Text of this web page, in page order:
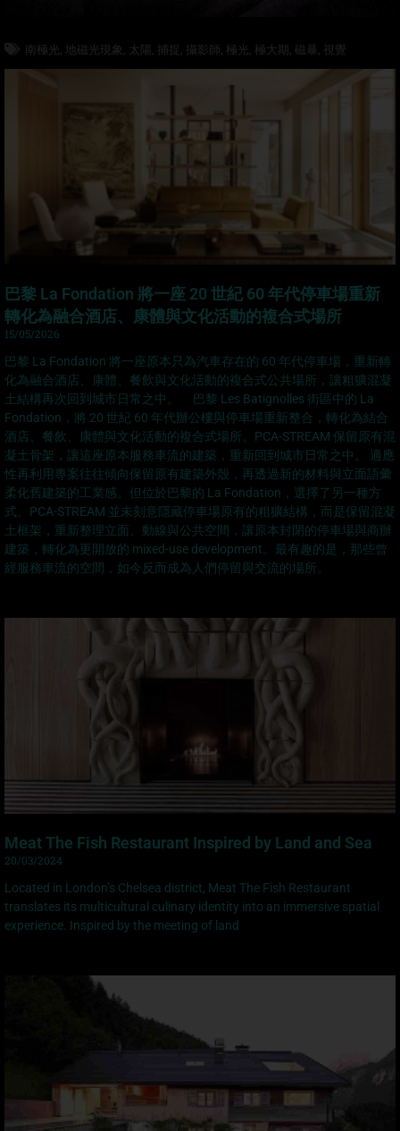
南極光 地磁光現象 太陽 捕捉 攝影師 極光 極大期 磁暴 視覺
巴黎 La Fondation 將一座 20 世紀 60 年代停車場重新
轉化為融合酒店、康體與文化活動的複合式場所
15/05/2026
巴黎 La Fondation 將一座原本只為汽車存在的 60 年代停車場，重新轉
化為融合酒店、康體、餐飲與文化活動的複合式公共場所，讓粗獷混凝
土結構再次回到城市日常之中。 巴黎 Les Batignolles 街區中的 La
Fondation，將 20 世紀 60 年代辦公樓與停車場重新整合，轉化為結合
酒店、餐飲、康體與文化活動的複合式場所。PCA-STREAM 保留原有混
凝土骨架，讓這座原本服務車流的建築，重新回到城市日常之中。 適應
性再利用專案往往傾向保留原有建築外殼，再透過新的材料與立面語彙
柔化舊建築的工業感。但位於巴黎的 La Fondation，選擇了另一種方
式。PCA-STREAM 並未刻意隱藏停車場原有的粗獷結構，而是保留混凝
土框架，重新整理立面、動線與公共空間，讓原本封閉的停車場與商辦
建築，轉化為更開放的 mixed-use development。最有趣的是，那些曾
經服務車流的空間，如今反而成為人們停留與交流的場所。
Meat The Fish Restaurant Inspired by Land and Sea
20/03/2024
Located in London’s Chelsea district, Meat The Fish Restaurant
translates its multicultural culinary identity into an immersive spatial
experience. Inspired by the meeting of land